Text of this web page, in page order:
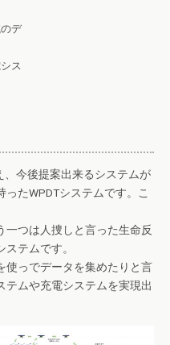
デ
ス
今後提案出来るシステムが
たWPDTシステムです。こ
一つは人捜しと言った生命反
テムです。
でデータを集めたりと言
テムや充電システムを実現出